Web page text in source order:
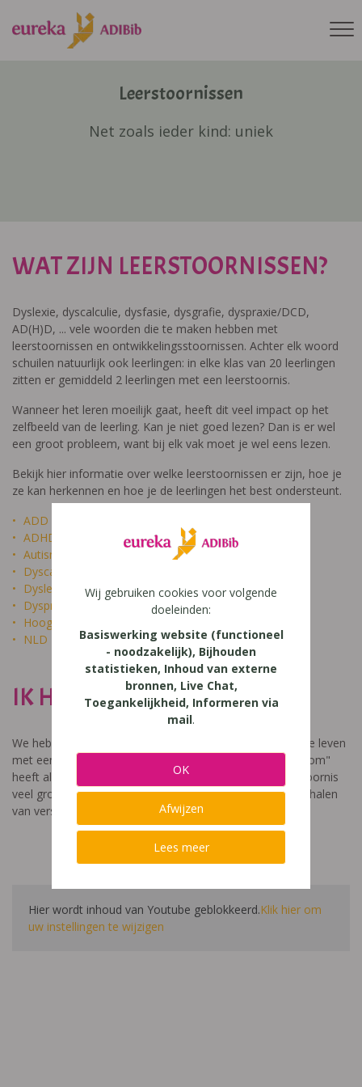
Leerstoornissen
Net zoals ieder kind: uniek
WAT ZIJN LEERSTOORNISSEN?
Dyslexie, dyscalculie, dysfasie, dysgrafie, dyspraxie/DCD,
AD(H)D, ... vele woorden die te maken hebben met
leerstoornissen en ontwikkelingsstoornissen. Achter elk woord
schuilen natuurlijk ook leerlingen: in elke klas van 20 leerlingen
zitten er gemiddeld 2 leerlingen met een leerstoornis.
Wanneer het leren moeilijk gaat, heeft dit veel impact op het
zelfbeeld van de leerling. Kan je niet goed lezen? Dan is er wel
een groot probleem, want bij elk vak moet je wel eens lezen.
Bekijk hier informatie over welke leerstoornissen er zijn, hoe je
ze kan herkennen en hoe je de leerlingen het best ondersteunt.
ADD
ADHD
Autisme
Dyscalculie
Dyslexie
Dyspraxie
Hoogbegaafdheid
NLD
IK HEET NIET DOM
We hebben een video gemaakt die toont hoe het is om te leven
met een leerstoornis. De film met als titel: "Ik heet niet dom"
heeft als doel aan te tonen dat de impact van een leerstoornis
veel groter is dan enkel wat je ziet in de klas. Je hoort verhalen
van verschillende leerlingen en ouders.
Hier wordt inhoud van Youtube geblokkeerd.Klik hier om
uw instellingen te wijzigen
Wij gebruiken cookies voor volgende
doeleinden:
Basiswerking website (functioneel
- noodzakelijk), Bijhouden
statistieken, Inhoud van externe
bronnen, Live Chat,
Toegankelijkheid, Informeren via
mail.
OK
Afwijzen
Lees meer